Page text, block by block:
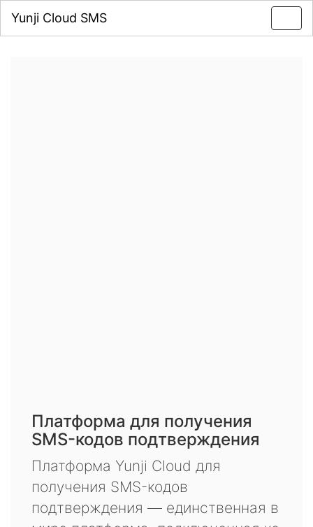
Yunji Cloud SMS
Платформа для получения
SMS-кодов подтверждения
Платформа Yunji Cloud для
получения SMS-кодов
подтверждения — единственная в